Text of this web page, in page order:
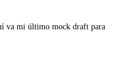
va mi último mock draft para